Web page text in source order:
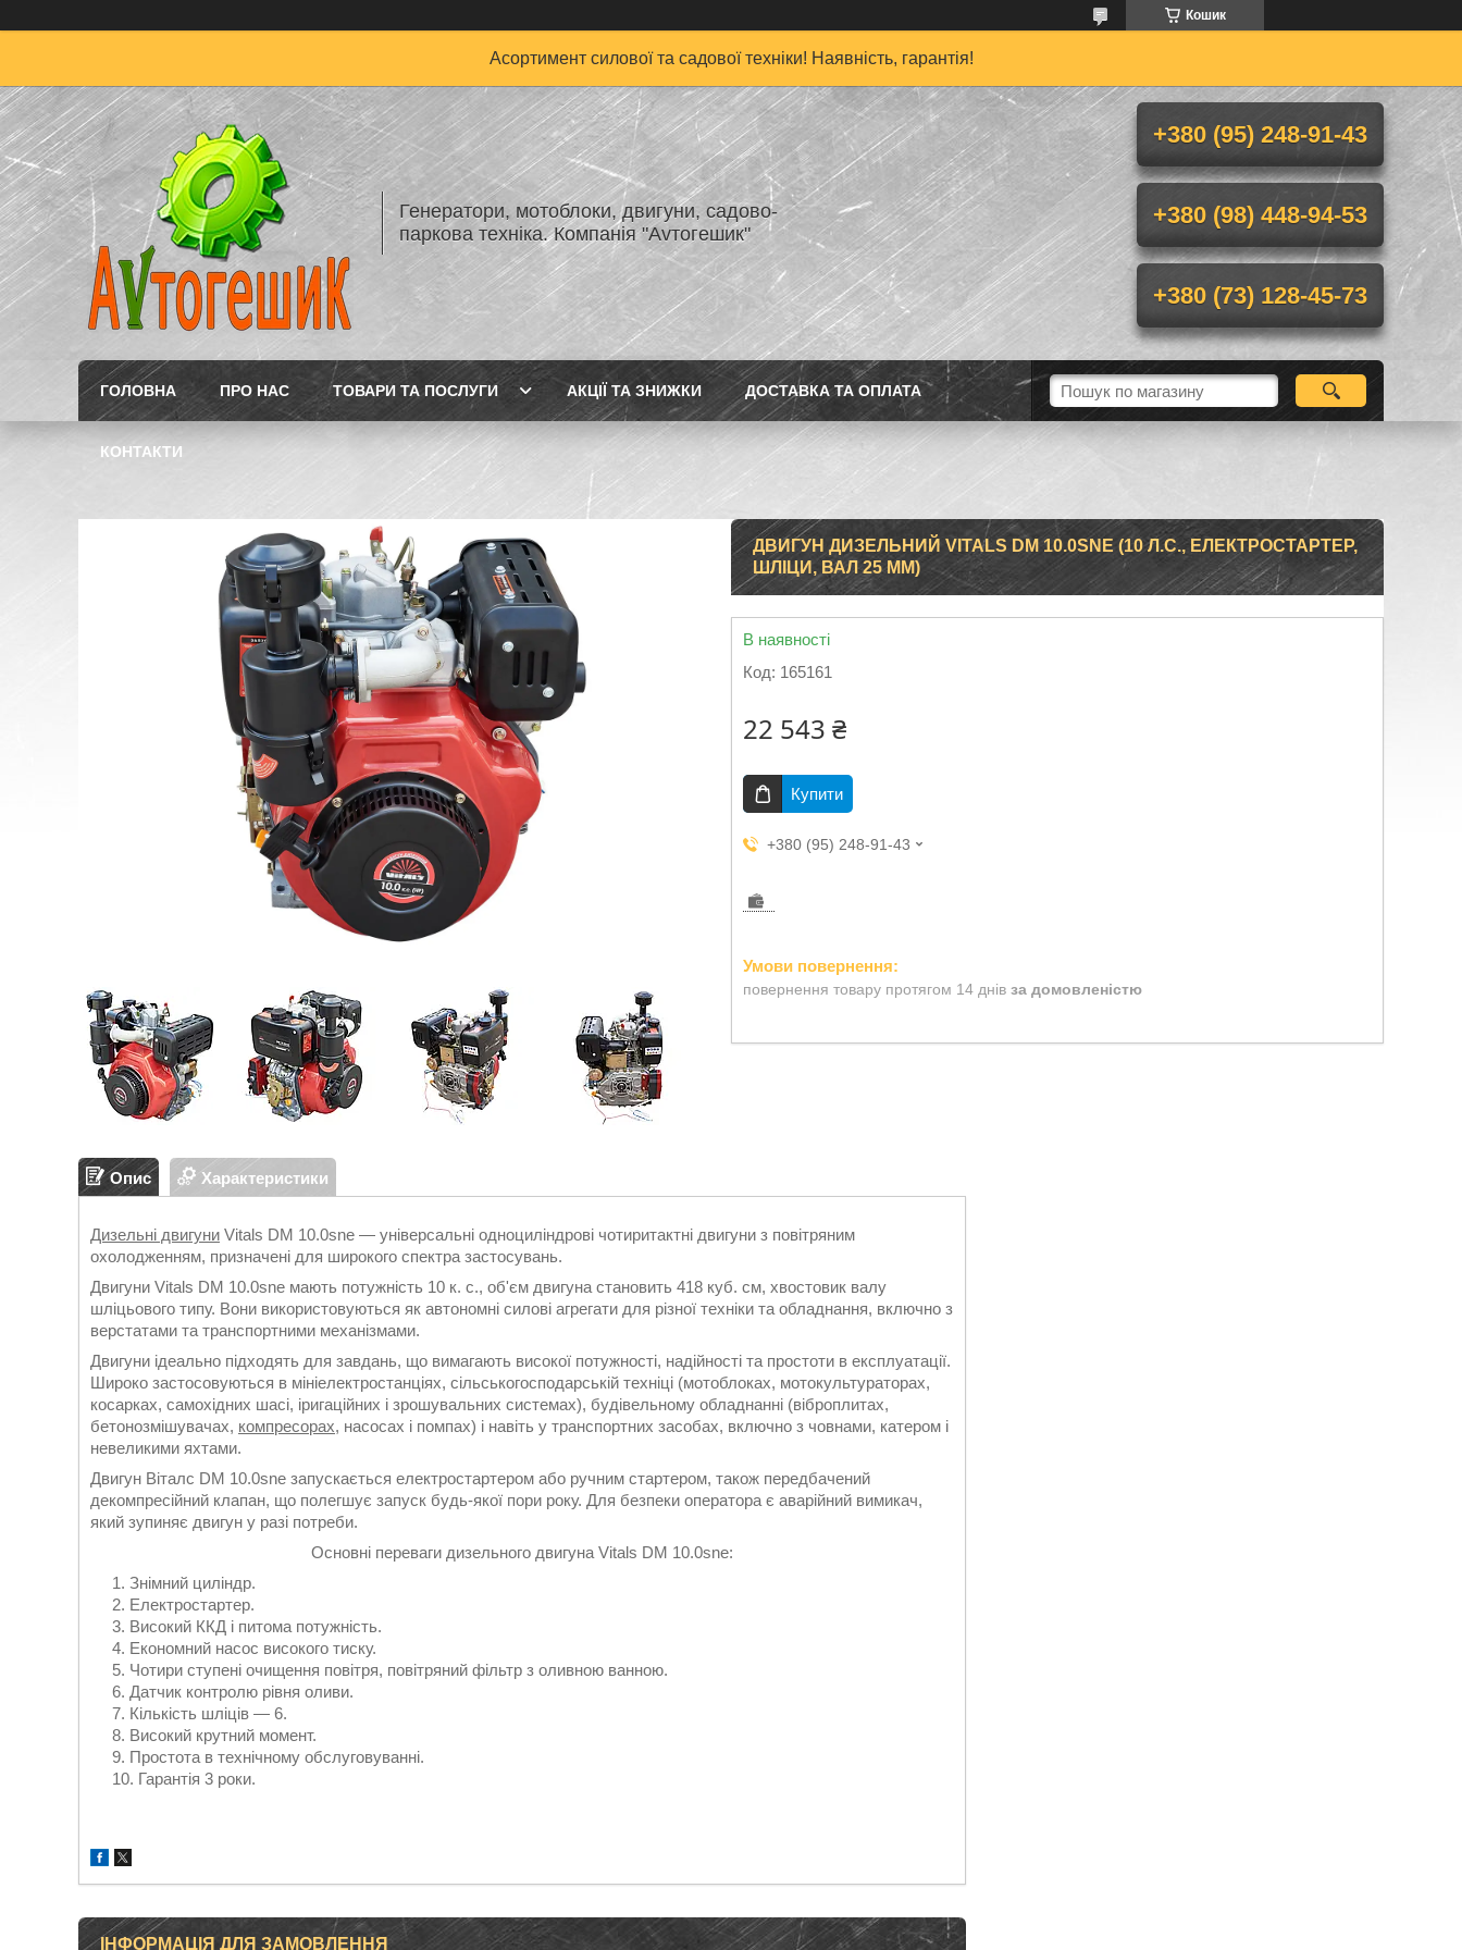
Кошик
Асортимент силової та садової техніки! Наявність, гарантія!
Генератори, мотоблоки, двигуни, садово-
паркова техніка. Компанія "Аvтогешик"
+380 (95) 248-91-43
+380 (98) 448-94-53
+380 (73) 128-45-73
ГОЛОВНА ПРО НАС ТОВАРИ ТА ПОСЛУГИ АКЦІЇ ТА ЗНИЖКИ ДОСТАВКА ТА ОПЛАТА
КОНТАКТИ
ДВИГУН ДИЗЕЛЬНИЙ VITALS DM 10.0SNE (10 Л.С., ЕЛЕКТРОСТАРТЕР,
ШЛІЦИ, ВАЛ 25 ММ)
В наявності
Код: 165161
22 543 ₴
Купити
+380 (95) 248-91-43
повернення товару протягом 14 днів за домовленістю
Опис Характеристики
Дизельні двигуни Vitals DM 10.0sne — універсальні одноциліндрові чотиритактні двигуни з повітряним
охолодженням, призначені для широкого спектра застосувань.
Двигуни Vitals DM 10.0sne мають потужність 10 к. с., об'єм двигуна становить 418 куб. см, хвостовик валу
шліцьового типу. Вони використовуються як автономні силові агрегати для різної техніки та обладнання, включно з
верстатами та транспортними механізмами.
Двигуни ідеально підходять для завдань, що вимагають високої потужності, надійності та простоти в експлуатації.
Широко застосовуються в мініелектростанціях, сільськогосподарській техніці (мотоблоках, мотокультураторах,
косарках, самохідних шасі, іригаційних і зрошувальних системах), будівельному обладнанні (віброплитах,
бетонозмішувачах, компресорах, насосах і помпах) і навіть у транспортних засобах, включно з човнами, катером і
невеликими яхтами.
Двигун Віталс DM 10.0sne запускається електростартером або ручним стартером, також передбачений
декомпресійний клапан, що полегшує запуск будь-якої пори року. Для безпеки оператора є аварійний вимикач,
який зупиняє двигун у разі потреби.
Основні переваги дизельного двигуна Vitals DM 10.0sne:
Знімний циліндр.
Електростартер.
Високий ККД і питома потужність.
Економний насос високого тиску.
Чотири ступені очищення повітря, повітряний фільтр з оливною ванною.
Датчик контролю рівня оливи.
Кількість шліців — 6.
Високий крутний момент.
Простота в технічному обслуговуванні.
Гарантія 3 роки.
ІНФОРМАЦІЯ ДЛЯ ЗАМОВЛЕННЯ